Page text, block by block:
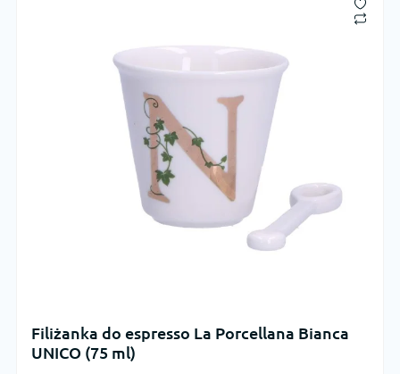
Filiżanka do espresso La Porcellana Bianca
UNICO (75 ml)